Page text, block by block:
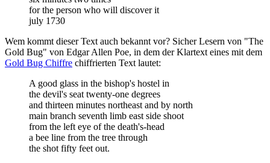
for the person who will discover it
july 1730
Wem kommt dieser Text auch bekannt vor? Sicher Lesern von "The
Gold Bug" von Edgar Allen Poe, in dem der Klartext eines mit dem
Gold Bug Chiffre chiffrierten Text lautet:
A good glass in the bishop's hostel in
the devil's seat twenty-one degrees
and thirteen minutes northeast and by north
main branch seventh limb east side shoot
from the left eye of the death's-head
a bee line from the tree through
the shot fifty feet out.